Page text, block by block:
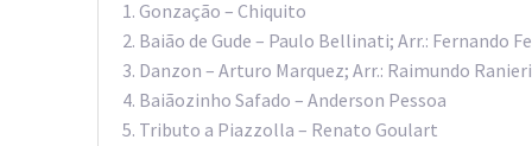
1. Gonzação – Chiquito
2. Baião de Gude – Paulo Bellinati; Arr.: Fernando
3. Danzon – Arturo Marquez; Arr.: Raimundo Ranieri
4. Baiãozinho Safado – Anderson Pessoa
5. Tributo a Piazzolla – Renato Goulart